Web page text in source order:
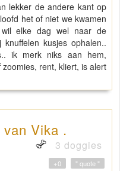
lekker de andere kant op
het of niet we kwamen
elke dag wel naar de
kusjes ophalen..
ik merk niks aan hem,
rent, kliert, is alert
Vika .
3 doggies
" quote "
+0